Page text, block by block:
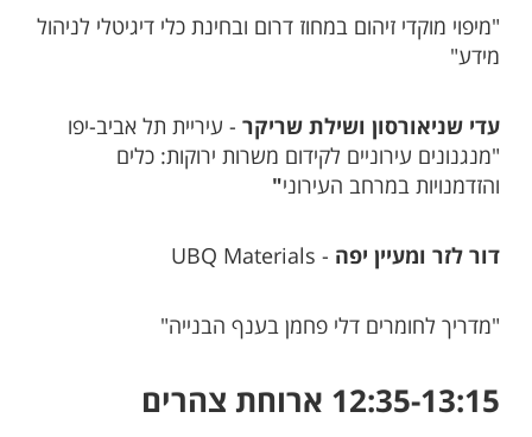
"מיפוי מוקדי זיהום במחוז דרום ובחינת כלי דיגיטלי לניהול
מידע"
עדי שניאורסון ושילת שריקר - עיריית תל אביב-יפו
"מנגנונים עירוניים לקידום משרות ירוקות: כלים
והזדמנויות במרחב העירוני"
דור לזר ומעיין יפה - UBQ Materials
"מדריך לחומרים דלי פחמן בענף הבנייה"
12:35-13:15 ארוחת צהרים